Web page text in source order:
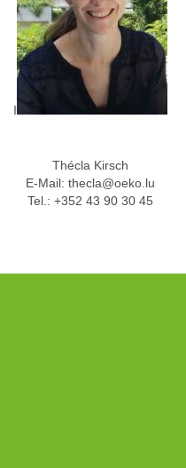
I
Thécla Kirsch
E-Mail: thecla@oeko.lu
Tel.: +352 43 90 30 45